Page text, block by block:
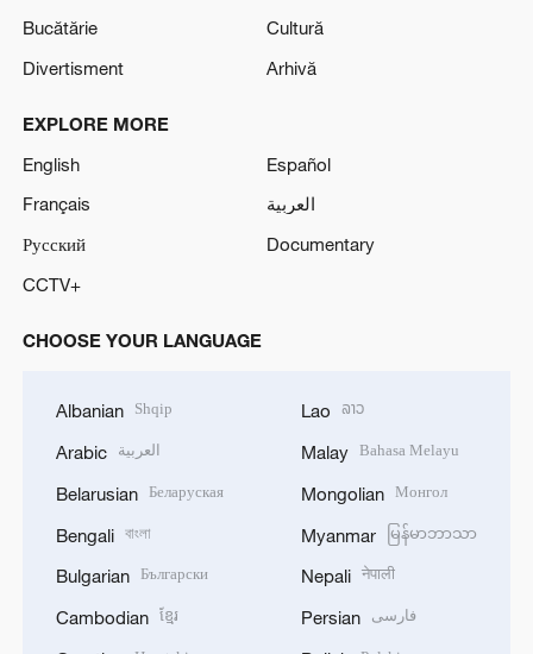
Bucătărie
Cultură
Divertisment
Arhivă
EXPLORE MORE
English
Español
Français
العربية
Русский
Documentary
CCTV+
CHOOSE YOUR LANGUAGE
Albanian Shqip
Arabic العربية
Belarusian Беларуская
Bengali বাংলা
Bulgarian Български
Cambodian ខ្មែរ
Lao ລາວ
Malay Bahasa Melayu
Mongolian Монгол
Myanmar မြန်မာဘာသာ
Nepali नेपाली
Persian فارسی